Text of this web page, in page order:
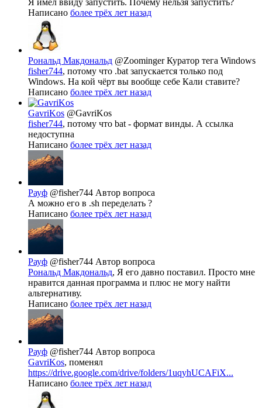
Я имел ввиду запустить. Почему нельзя запустить?
Написано более трёх лет назад
Рональд Макдональд @ZoomingerКуратор тега Windows
fisher744, потому что .bat запускается только под
Windows. На кой чёрт вы вообще себе Кали ставите?
Написано более трёх лет назад
GavriKos @GavriKos
fisher744, потому что bat - формат винды. А ссылка
недоступна
Написано более трёх лет назад
Рауф @fisher744 Автор вопроса
А можно его в .sh переделать ?
Написано более трёх лет назад
Рауф @fisher744 Автор вопроса
Рональд Макдональд, Я его давно поставил. Просто мне
нравится данная программа и плюс не могу найти
альтернативу.
Написано более трёх лет назад
Рауф @fisher744 Автор вопроса
GavriKos, поменял
https://drive.google.com/drive/folders/1uqyhUCAFiX...
Написано более трёх лет назад